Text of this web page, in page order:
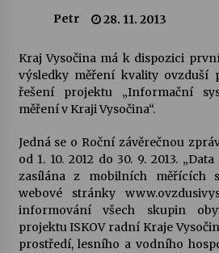
Pozvánka na
šedesátka: 28. 7.–1. 8.
28. 7. 2026
Jenakaši
28. 7. 2026
Votavžatský ploty
23. 7. 2026
Petr 28. 11. 2013
Kraj Vysočina má k dispozici
výsledky měření kvality ovzduší
řešení projektu „Informační
měření v Kraji Vysočina“.
Jedná se o Roční závěrečnou
od 1. 10. 2012 do 30. 9. 2013.
zasílána z mobilních měřících
webové stránky
informování všech skupin
projektu ISKOV radní Kraje
prostředí, lesního a vodního